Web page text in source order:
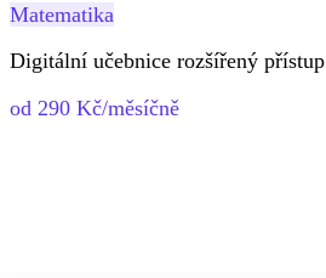
Matematika
Digitální učebnice rozšířený přístup
od 290 Kč/měsíčně